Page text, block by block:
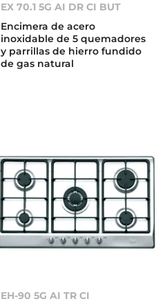
EX 70.1 5G AI DR CI BUT
Encimera de acero
inoxidable de 5 quemadores
y parrillas de hierro fundido
de gas natural
EH-90 5G AI TR CI